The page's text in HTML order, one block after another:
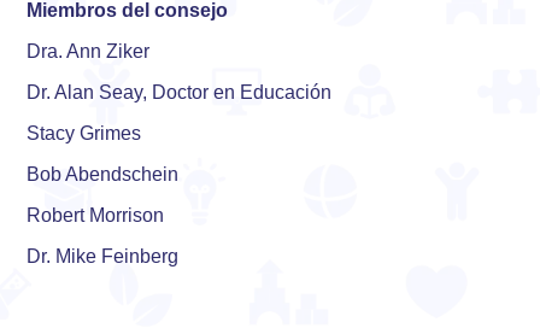
Miembros del consejo
Dra. Ann Ziker
Dr. Alan Seay, Doctor en Educación
Stacy Grimes
Bob Abendschein
Robert Morrison
Dr. Mike Feinberg